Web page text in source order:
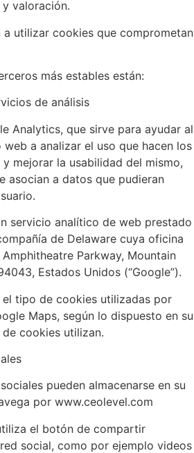
valoración.
a utilizar cookies que comprometan
más estables están:
de análisis
Analytics, que sirve para ayudar al
a analizar el uso que hacen los
mejorar la usabilidad del mismo,
asocian a datos que pudieran
servicio analítico de web prestado
de Delaware cuya oficina
Parkway, Mountain
Estados Unidos (“Google”).
el tipo de cookies utilizadas por
Maps, según lo dispuesto en su
cookies utilizan.
pueden almacenarse en su
por www.ceolevel.com
el botón de compartir
social, como por ejemplo videos